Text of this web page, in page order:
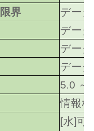
界
デー
デー
デー
デー
5.0 ～
情報
[水]可